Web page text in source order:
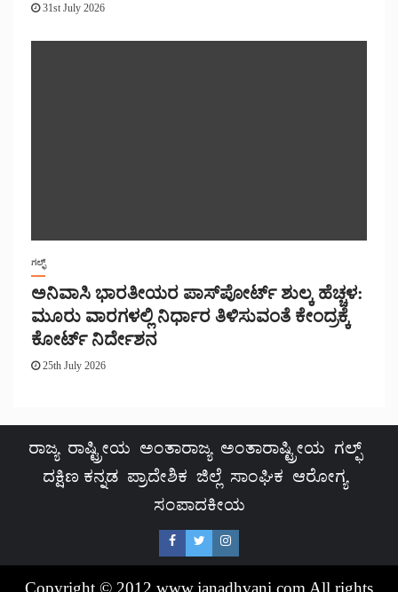
31st July 2026
ಗಲ್ಫ್
ಅನಿವಾಸಿ ಭಾರತೀಯರ ಪಾಸ್‌ಪೋರ್ಟ್ ಶುಲ್ಕ ಹೆಚ್ಚಳ:
ಮೂರು ವಾರಗಳಲ್ಲಿ ನಿರ್ಧಾರ ತಿಳಿಸುವಂತೆ ಕೇಂದ್ರಕ್ಕೆ
ಕೋರ್ಟ್ ನಿರ್ದೇಶನ
25th July 2026
ರಾಜ್ಯ ರಾಷ್ಟ್ರೀಯ ಅಂತಾರಾಜ್ಯ ಅಂತಾರಾಷ್ಟ್ರೀಯ ಗಲ್ಫ್
ದಕ್ಷಿಣ ಕನ್ನಡ ಪ್ರಾದೇಶಿಕ ಜಿಲ್ಲೆ ಸಾಂಘಿಕ ಆರೋಗ್ಯ
ಸಂಪಾದಕೀಯ
Copyright © 2012.www.janadhvani.com All rights